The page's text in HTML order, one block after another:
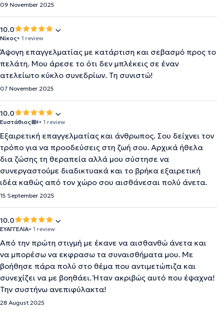
09 November 2025
10.0
Νίκος• 1 review
Άψογη επαγγελματίας με κατάρτιση και σεβασμό προς το
πελάτη. Μου άρεσε το ότι δεν μπλέκεις σε έναν
ατελείωτο κύκλο συνεδρίων. Τη συνιστώ!
07 November 2025
10.0
Ευστάθιος • 1 review
Εξαιρετική επαγγελματίας και άνθρωπος. Σου δείχνει τον
τρόπο για να προοδεύσεις στη ζωή σου. Αρχικά ήθελα
δια ζώσης τη θεραπεία αλλά μου σύστησε να
συνεργαστούμε διαδικτυακά και το βρήκα εξαιρετική
ιδέα καθώς από τον χώρο σου αισθάνεσαι πολύ άνετα.
15 September 2025
10.0
ΕΥΑΓΓΕΛΙΑ• 1 review
Από την πρώτη στιγμή με έκανε να αισθανθώ άνετα και
να μπορέσω να εκφρασω τα συναισθήματα μου. Με
βοήθησε πάρα πολύ στο θέμα που αντιμετώπιζα και
συνεχίζει να με βοηθάει. Ήταν ακριβώς αυτό που έψαχνα!
Την συστήνω ανεπιφύλακτα!
28 August 2025